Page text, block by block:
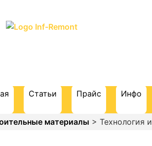
Статьи Прайс Инфо
материалы > Технология